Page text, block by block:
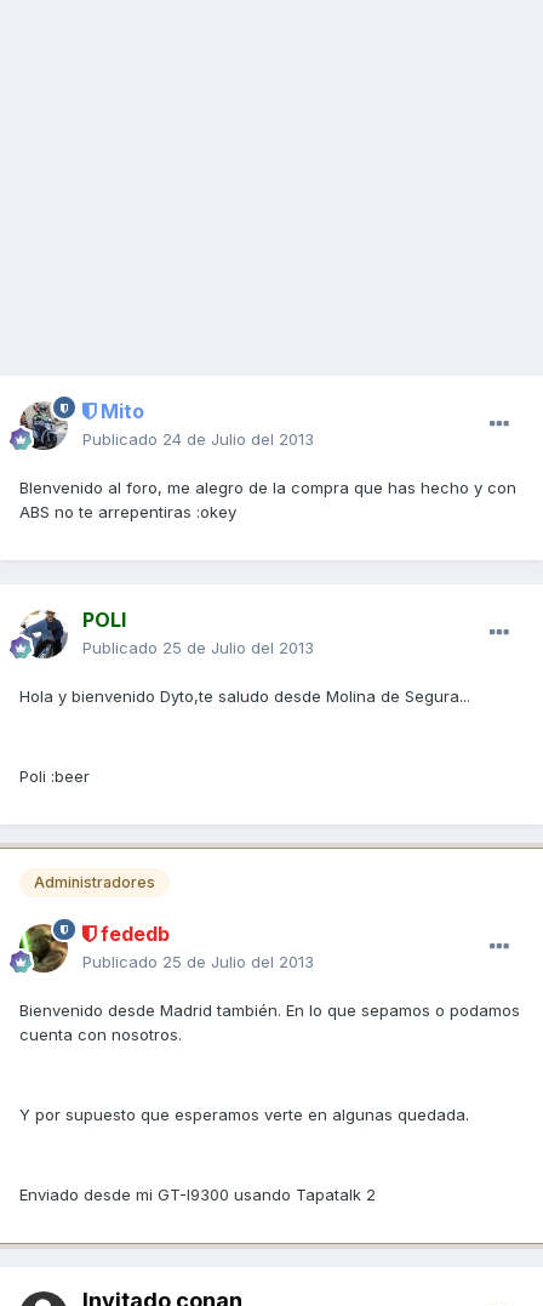
Mito
Publicado 24 de Julio del 2013
BIenvenido al foro, me alegro de la compra que has hecho y con
ABS no te arrepentiras :okey
POLI
Publicado 25 de Julio del 2013
Hola y bienvenido Dyto,te saludo desde Molina de Segura...
Poli :beer
Administradores
fededb
Publicado 25 de Julio del 2013
Bienvenido desde Madrid también. En lo que sepamos o podamos
cuenta con nosotros.
Y por supuesto que esperamos verte en algunas quedada.
Enviado desde mi GT-I9300 usando Tapatalk 2
Invitado conan